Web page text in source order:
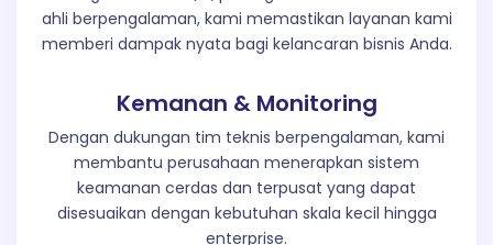
ahli berpengalaman, kami memastikan layanan kami
memberi dampak nyata bagi kelancaran bisnis Anda.
Kemanan & Monitoring
Dengan dukungan tim teknis berpengalaman, kami
membantu perusahaan menerapkan sistem
keamanan cerdas dan terpusat yang dapat
disesuaikan dengan kebutuhan skala kecil hingga
enterprise.